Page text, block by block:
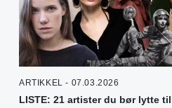
ARTIKKEL - 07.03.2026
LISTE: 21 artister du bør lytte